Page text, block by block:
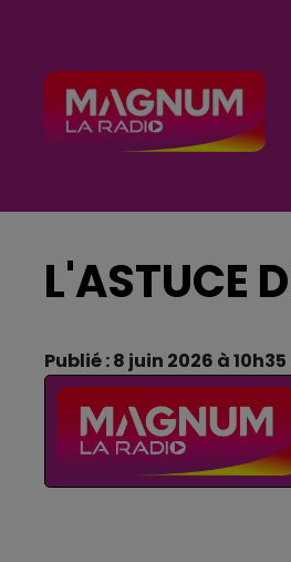
L'ASTUCE
Publié : 8 juin 2026 à